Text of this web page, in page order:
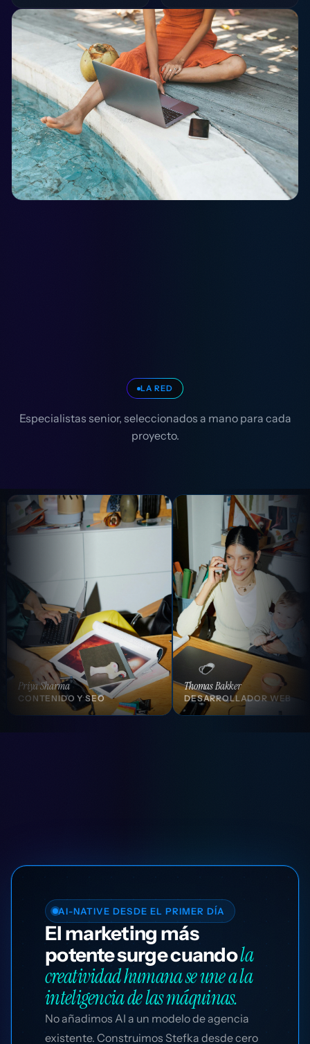
LA RED
Especialistas senior, seleccionados a mano para cada
proyecto.
Thomas Bakker
DESARROLLADOR WEB
Isabelle Laurent
DIRECTORA
AI-NATIVE DESDE EL PRIMER DÍA
El marketing más
potente surge cuandola
creatividad humana se une a la
inteligencia de las máquinas.
No añadimos AI a un modelo de agencia
existente. Construimos Stefka desde cero